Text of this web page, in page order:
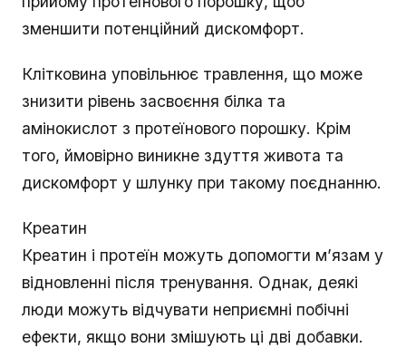
зменшити потенційний дискомфорт.
Клітковина уповільнює травлення, що може
знизити рівень засвоєння білка та
амінокислот з протеїнового порошку. Крім
того, ймовірно виникне здуття живота та
дискомфорт у шлунку при такому поєднанню.
Креатин
Креатин і протеїн можуть допомогти м’язам у
відновленні після тренування. Однак, деякі
люди можуть відчувати неприємні побічні
ефекти, якщо вони змішують ці дві добавки.